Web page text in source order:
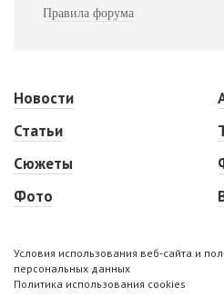
Правила форума
Новости
Статьи
Сюжеты
Фото
Условия использования веб-сайта и
персональных данных
Политика использования cookies